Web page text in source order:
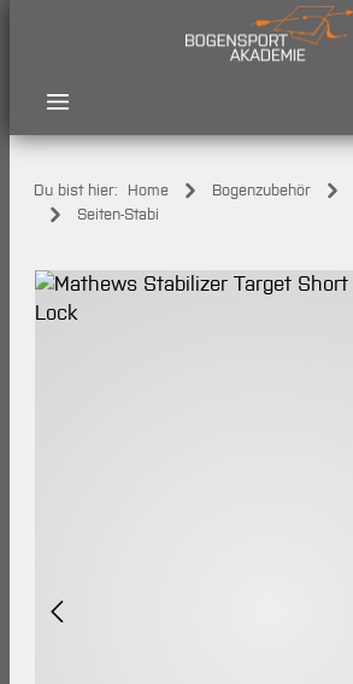
Du bist hier: Home Bogenzubehör
Seiten-Stabi
Bildergalerie überspringen